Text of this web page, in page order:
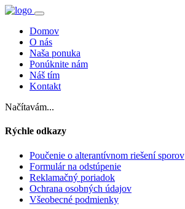
Domov
O nás
Naša ponuka
Ponúknite nám
Náš tím
Kontakt
Načítavám...
Rýchle odkazy
Poučenie o alterantívnom riešení sporov
Formulár na odstúpenie
Reklamačný poriadok
Ochrana osobných údajov
Všeobecné podmienky